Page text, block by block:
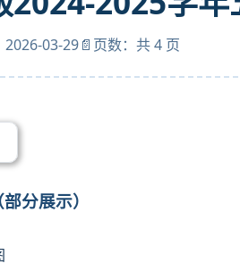
2026-03-29📄页数：共 4 页
分展示）